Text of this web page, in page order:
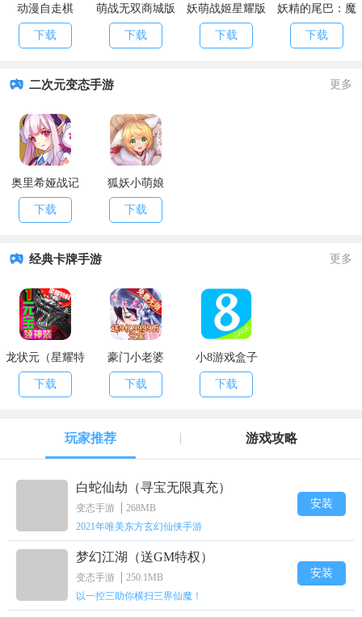
动漫自走棋
下载
萌战无双商城版
下载
妖萌战姬星耀版
下载
妖精的尾巴：魔
导少年
下载
二次元变态手游 更多
奥里希娅战记
下载
狐妖小萌娘
下载
经典卡牌手游 更多
龙状元（星耀特
权）
下载
豪门小老婆
（GM版）
下载
小8游戏盒子
下载
玩家推荐 游戏攻略
白蛇仙劫（寻宝无限真充）
变态手游
268MB
2021年唯美东方玄幻仙侠手游
安装
梦幻江湖（送GM特权）
变态手游
250.1MB
以一控三助你横扫三界仙魔！
安装